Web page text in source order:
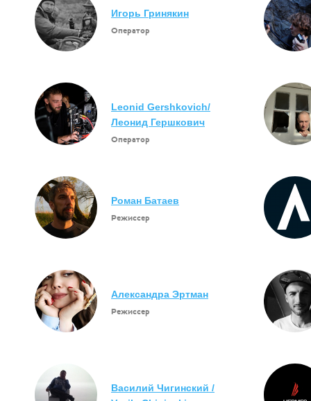
Игорь Гринякин
Оператор
Leonid Gershkovich/
Леонид Гершкович
Оператор
Роман Батаев
Режиссер
Александра Эртман
Режиссер
Василий Чигинский /